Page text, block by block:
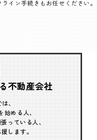
イン手続きもお任せください。
不動産会社
、
める人、
っている人、
します。